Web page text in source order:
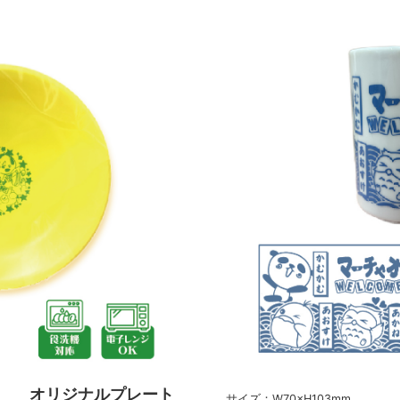
オリジナルプレート